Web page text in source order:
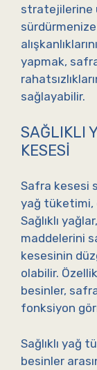
stratejilerine
sürdürmenize
yapmak,
sağlayabilir.
SAĞLIKLI
KESESI
Safra kesesi
yağ tüketimi,
Sağlıklı
maddelerini
kesesinin
olabilir.
besinler,
fonksiyon
Sağlıklı yağ
besinler